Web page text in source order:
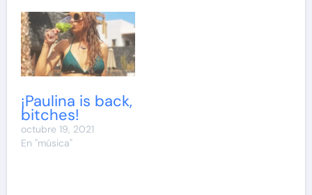
¡Paulina is back,
bitches!
octubre 19, 2021
En "música"